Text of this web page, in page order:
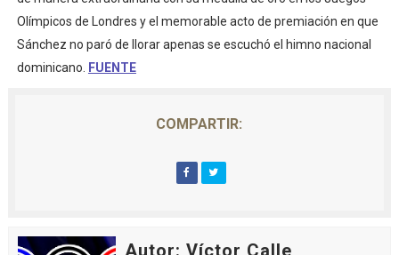
Olímpicos de Londres y el memorable acto de premiación en que
Sánchez no paró de llorar apenas se escuchó el himno nacional
dominicano.
FUENTE
COMPARTIR:
Autor: Víctor Calle